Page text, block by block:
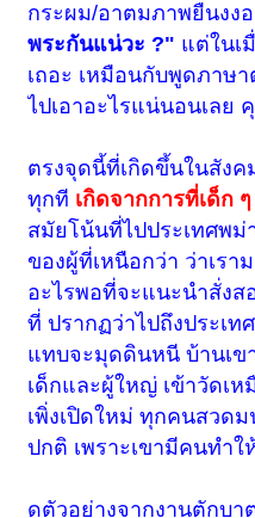
กระผม/อาตมภาพยืนงง
พระกันแน่วะ ?" แต่ในเ
เถอะ เหมือนกับพูดภาษ
ไปเอาอะไรแน่นอนเลย
ตรงจุดนี้ที่เกิดขึ้นในสังค
ทุกที เกิดจากการที่เด็ก
สมัยโน้นที่ไปประเทศพม่
ของผู้ที่เหนือกว่า ว่าเรา
อะไรพอที่จะแนะนำสั่งส
ที่ ปรากฏว่าไปถึงประเท
แทบจะมุดดินหนี บ้านเ
เด็กและผู้ใหญ่ เข้าวัดเห
เพิ่งเปิดใหม่ ทุกคนสวด
ปกติ เพราะเขามีคนทำใ
ดูตัวอย่างจากงานตักบา